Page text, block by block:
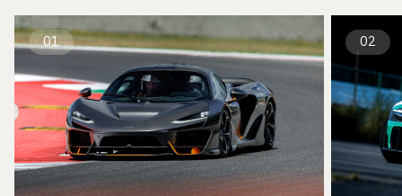
01 02